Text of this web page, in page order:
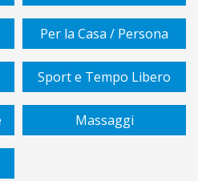
Per la Casa / Persona
Sport e Tempo Libero
Massaggi